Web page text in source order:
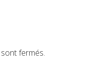
fermés.